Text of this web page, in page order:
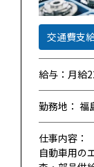
交通費支
給与：月給
勤務地： 福
仕事内容：
自動車用の